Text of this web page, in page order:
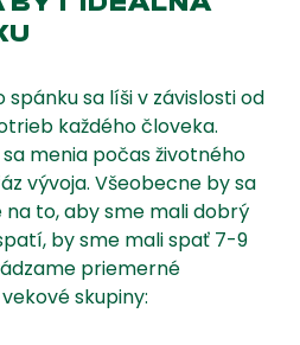
sa líši v závislosti od
každého človeka.
menia počas životného
vývoja. Všeobecne by sa
to, aby sme mali dobrý
by sme mali spať 7-9
priemerné
skupiny: